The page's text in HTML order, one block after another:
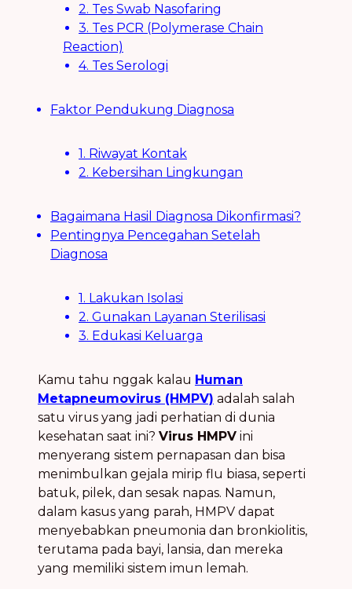
2. Tes Swab Nasofaring
3. Tes PCR (Polymerase Chain
Reaction)
4. Tes Serologi
Faktor Pendukung Diagnosa
1. Riwayat Kontak
2. Kebersihan Lingkungan
Bagaimana Hasil Diagnosa Dikonfirmasi?
Pentingnya Pencegahan Setelah
Diagnosa
1. Lakukan Isolasi
2. Gunakan Layanan Sterilisasi
3. Edukasi Keluarga
Kamu tahu nggak kalau Human
Metapneumovirus (HMPV) adalah salah
satu virus yang jadi perhatian di dunia
kesehatan saat ini? Virus HMPV ini
menyerang sistem pernapasan dan bisa
menimbulkan gejala mirip flu biasa, seperti
batuk, pilek, dan sesak napas. Namun,
dalam kasus yang parah, HMPV dapat
menyebabkan pneumonia dan bronkiolitis,
terutama pada bayi, lansia, dan mereka
yang memiliki sistem imun lemah.